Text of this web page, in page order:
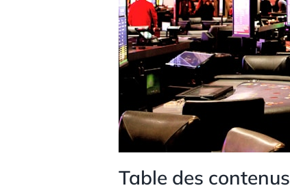
Table des contenus